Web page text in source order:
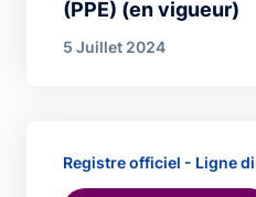
(PPE) (en vigueur)
5 Juillet 2024
Registre officiel - Ligne